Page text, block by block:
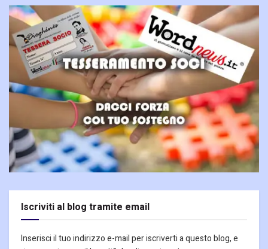
Iscriviti al blog tramite email
Inserisci il tuo indirizzo e-mail per iscriverti a questo blog, e